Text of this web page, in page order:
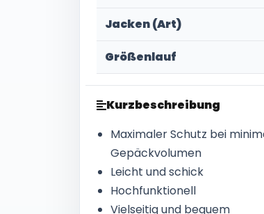
Jacken (Art)
Größenlauf
Kurzbeschreibung
Maximaler Schutz bei
Gepäckvolumen
Leicht und schick
Hochfunktionell
Vielseitig und bequem